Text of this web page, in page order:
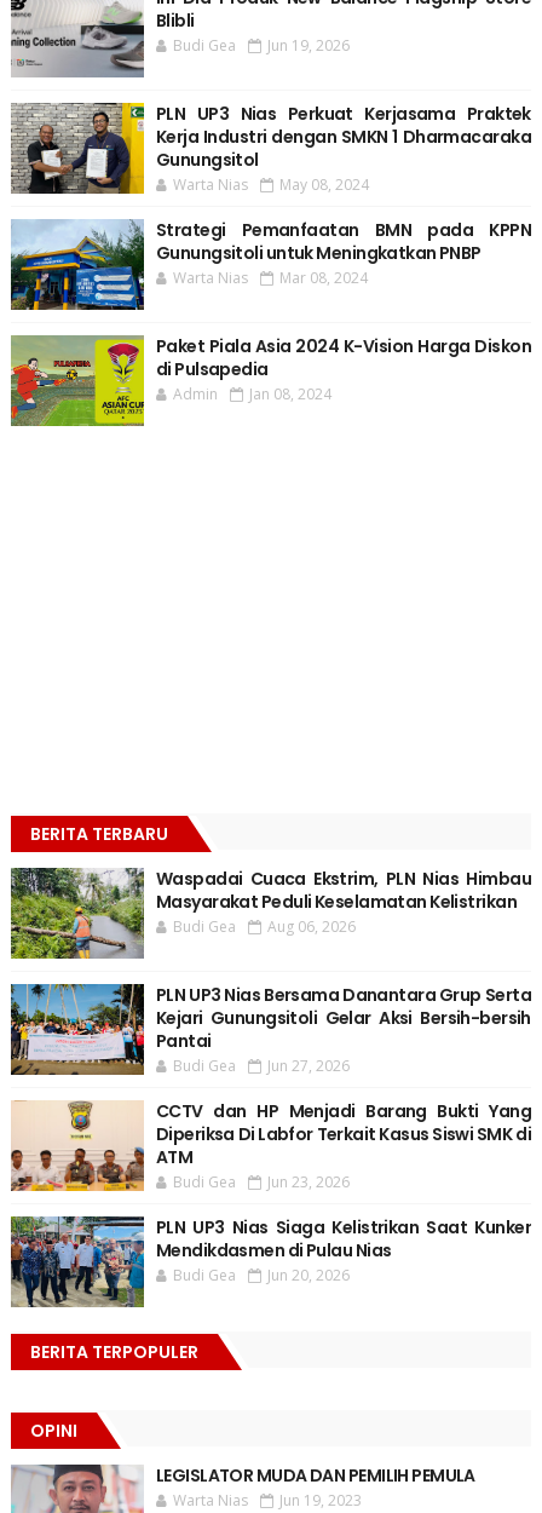
Blibli
Budi Gea Jun 19, 2026
PLN UP3 Nias Perkuat Kerjasama Praktek
Kerja Industri dengan SMKN 1 Dharmacaraka
Gunungsitol
Warta Nias May 08, 2024
Strategi Pemanfaatan BMN pada KPPN
Gunungsitoli untuk Meningkatkan PNBP
Warta Nias Mar 08, 2024
Paket Piala Asia 2024 K-Vision Harga Diskon
di Pulsapedia
Admin Jan 08, 2024
BERITA TERBARU
Waspadai Cuaca Ekstrim, PLN Nias Himbau
Masyarakat Peduli Keselamatan Kelistrikan
Budi Gea Aug 06, 2026
PLN UP3 Nias Bersama Danantara Grup Serta
Kejari Gunungsitoli Gelar Aksi Bersih-bersih
Pantai
Budi Gea Jun 27, 2026
CCTV dan HP Menjadi Barang Bukti Yang
Diperiksa Di Labfor Terkait Kasus Siswi SMK di
ATM
Budi Gea Jun 23, 2026
PLN UP3 Nias Siaga Kelistrikan Saat Kunker
Mendikdasmen di Pulau Nias
Budi Gea Jun 20, 2026
BERITA TERPOPULER
OPINI
LEGISLATOR MUDA DAN PEMILIH PEMULA
Warta Nias Jun 19, 2023